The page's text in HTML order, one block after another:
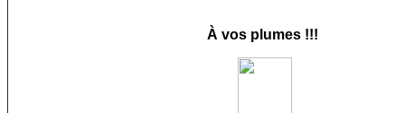
À vos plumes !!!